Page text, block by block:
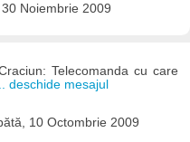
Noiembrie 2009
Telecomanda cu care
deschide mesajul
10 Octombrie 2009